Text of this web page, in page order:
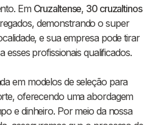
Em Cruzaltense, 30 cruzaltinos
demonstrando o super
e sua empresa pode tirar
esses profissionais qualificados.
em modelos de seleção para
oferecendo uma abordagem
e dinheiro. Por meio da nossa